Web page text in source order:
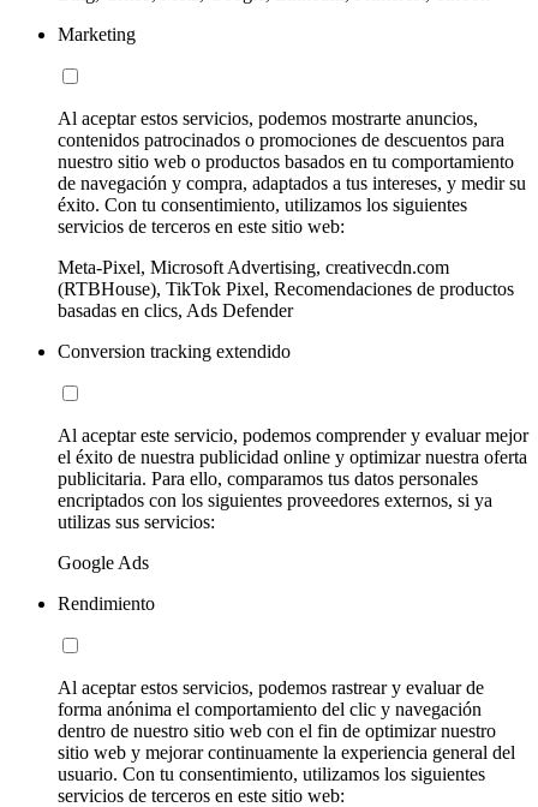
Marketing
Al aceptar estos servicios, podemos mostrarte anuncios,
contenidos patrocinados o promociones de descuentos para
nuestro sitio web o productos basados en tu comportamiento
de navegación y compra, adaptados a tus intereses, y medir su
éxito. Con tu consentimiento, utilizamos los siguientes
servicios de terceros en este sitio web:
Meta-Pixel, Microsoft Advertising, creativecdn.com
(RTBHouse), TikTok Pixel, Recomendaciones de productos
basadas en clics, Ads Defender
Conversion tracking extendido
Al aceptar este servicio, podemos comprender y evaluar mejor
el éxito de nuestra publicidad online y optimizar nuestra oferta
publicitaria. Para ello, comparamos tus datos personales
encriptados con los siguientes proveedores externos, si ya
utilizas sus servicios:
Google Ads
Rendimiento
Al aceptar estos servicios, podemos rastrear y evaluar de
forma anónima el comportamiento del clic y navegación
dentro de nuestro sitio web con el fin de optimizar nuestro
sitio web y mejorar continuamente la experiencia general del
usuario. Con tu consentimiento, utilizamos los siguientes
servicios de terceros en este sitio web: